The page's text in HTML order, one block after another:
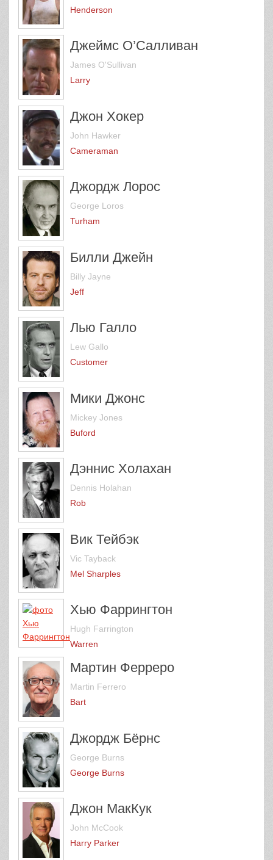
Henderson
Джеймс О’Салливан
James O'Sullivan
Larry
Джон Хокер
John Hawker
Cameraman
Джордж Лорос
George Loros
Turham
Билли Джейн
Billy Jayne
Jeff
Лью Галло
Lew Gallo
Customer
Мики Джонс
Mickey Jones
Buford
Дэннис Холахан
Dennis Holahan
Rob
Вик Тейбэк
Vic Tayback
Mel Sharples
Хью Фаррингтон
Hugh Farrington
Warren
Мартин Ферреро
Martin Ferrero
Bart
Джордж Бёрнс
George Burns
George Burns
Джон МакКук
John McCook
Harry Parker